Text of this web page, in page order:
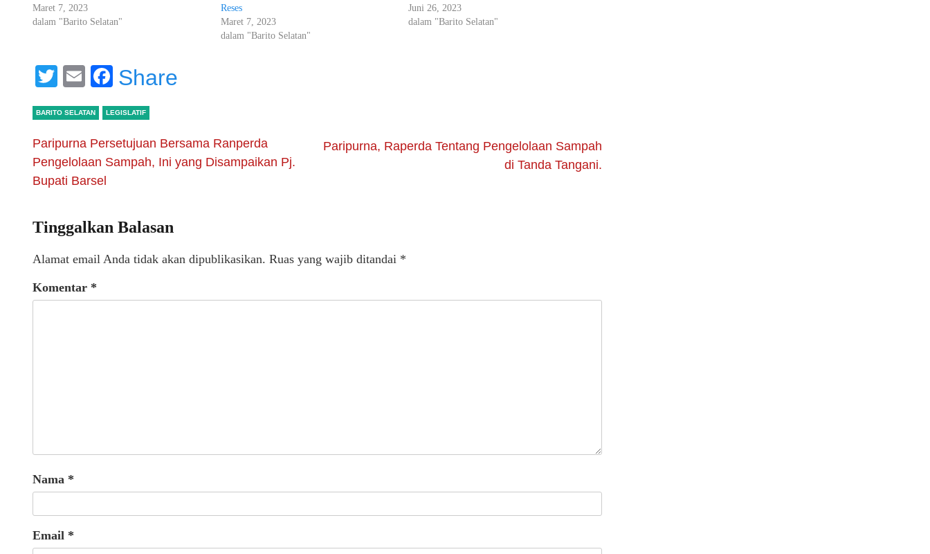
Maret 7, 2023
dalam "Barito Selatan"
Reses
Maret 7, 2023
dalam "Barito Selatan"
Juni 26, 2023
dalam "Barito Selatan"
Twitter
EmailFacebook
Share
BARITO SELATAN LEGISLATIF
Paripurna Persetujuan Bersama Ranperda
Pengelolaan Sampah, Ini yang Disampaikan Pj.
Bupati Barsel
Paripurna, Raperda Tentang Pengelolaan Sampah
di Tanda Tangani.
Tinggalkan Balasan
Alamat email Anda tidak akan dipublikasikan. Ruas yang wajib ditandai *
Komentar *
Nama *
Email *